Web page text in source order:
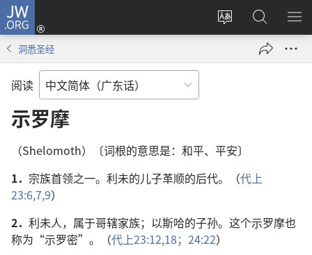
JW.ORG
更
登
录
（打
搜
索
JW.ORG
显
洞悉圣经
阅读
示罗摩
（Shelomoth）〔词根的意思是：和平、平安〕
1． 宗族首领之一。利未的儿子革顺的后代。（代上
23:6,7,9）
2． 利未人，属于哥辖家族；以斯哈的子孙。这个示罗摩也
称为“示罗密”。（代上23:12,18； 24:22）